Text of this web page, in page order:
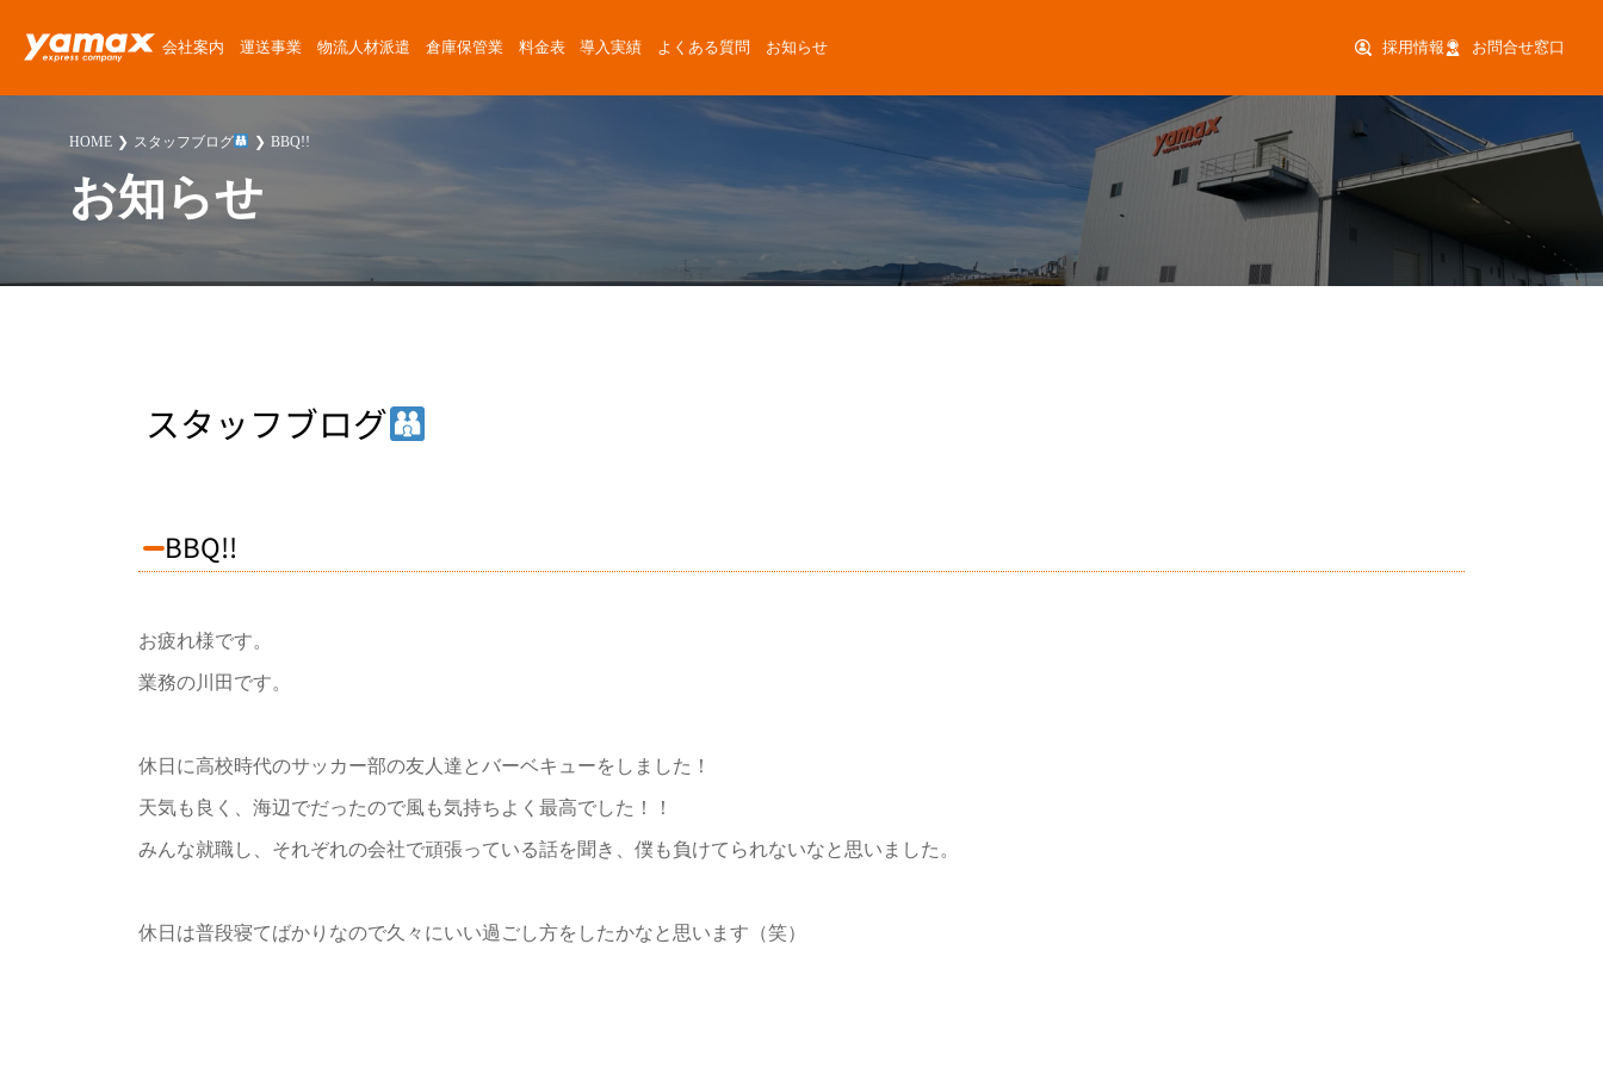
会社案内
会社概要
アクセスマップ
沿革
スタッフ紹介
運送事業
運送サービス
楽器運搬
協力会社募集
物流人材派遣
物流人材派遣サービス
倉庫保管業
倉庫保管サービス
倉庫紹介
料金表
定期便料金
チャーター便料金
倉庫保管料金
導入実績
運送委託
楽器運搬
派遣
よくある質問
運送に関する質問
倉庫に関する質問
派遣に関する質問
お知らせ
News Release
ゴーゴーヤマックス!
スタッフブログ
採用情報 お問合せ窓口
HOME スタッフブログ BBQ!!
お知らせ
スタッフブログ
BBQ!!
お疲れ様です。
業務の川田です。
休日に高校時代のサッカー部の友人達とバーベキューをしました！
天気も良く、海辺でだったので風も気持ちよく最高でした！！
みんな就職し、それぞれの会社で頑張っている話を聞き、僕も負けてられないなと思いました。
休日は普段寝てばかりなので久々にいい過ごし方をしたかなと思います（笑）